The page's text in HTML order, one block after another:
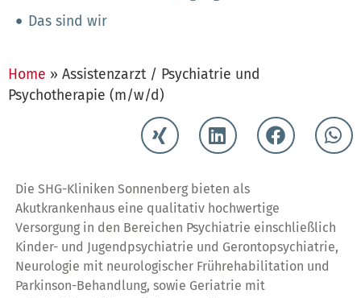
Das sind wir
Home » Assistenzarzt / Psychiatrie und
Psychotherapie (m/w/d)
Die SHG-Kliniken Sonnenberg bieten als
Akutkrankenhaus eine qualitativ hochwertige
Versorgung in den Bereichen Psychiatrie einschließlich
Kinder- und Jugendpsychiatrie und Gerontopsychiatrie,
Neurologie mit neurologischer Frührehabilitation und
Parkinson-Behandlung, sowie Geriatrie mit